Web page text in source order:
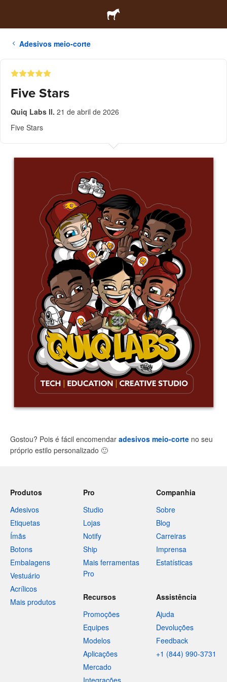
Adesivos meio-corte
Five Stars
Quiq Labs ll. 21 de abril de 2026
Five Stars
Gostou? Pois é fácil encomendar adesivos meio-corte no seu
próprio estilo personalizado 🙂
Produtos
Adesivos
Etiquetas
Ímãs
Botons
Embalagens
Vestuário
Acrílicos
Mais produtos
Pro
Studio
Lojas
Notify
Ship
Mais ferramentas
Pro
Companhia
Sobre
Blog
Carreiras
Imprensa
Estatísticas
Recursos
Promoções
Equipes
Modelos
Aplicações
Mercado
Integrações
Assistência
Ajuda
Devoluções
Feedback
+1 (844) 990-3731